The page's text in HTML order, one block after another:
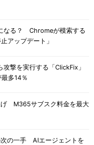
なる？ Chromeが模索する
アップデート」
撃を実行する「ClickFix」
多14％
M365サブスク料金を最大
次の一手 AIエージェントを